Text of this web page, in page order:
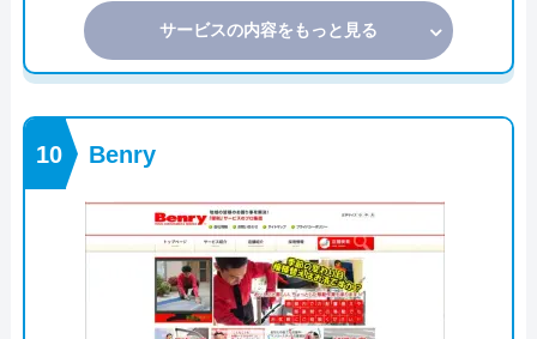
サービスの内容をもっと見る
Benry